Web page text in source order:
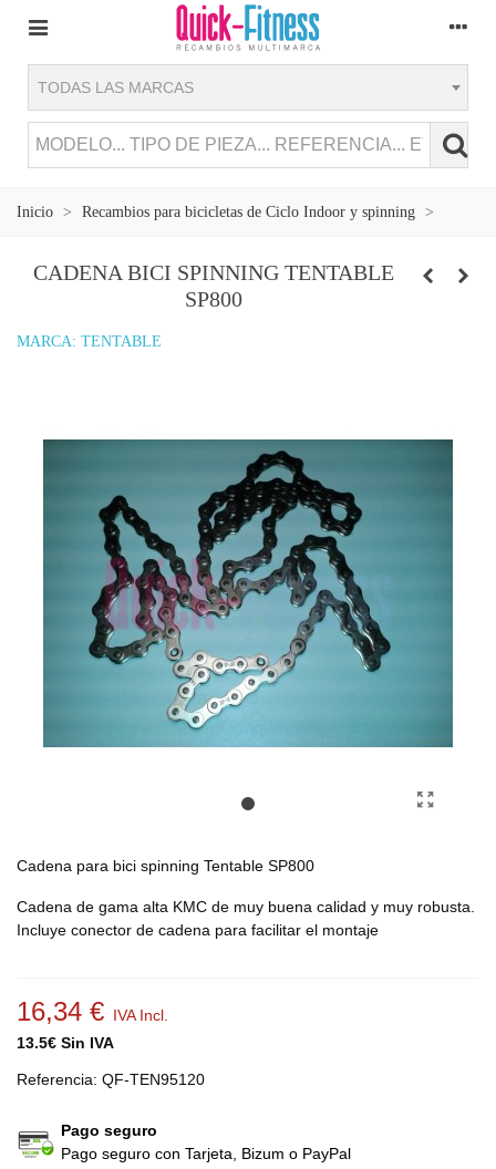
TODAS LAS MARCAS
Inicio > Recambios para bicicletas de Ciclo Indoor y spinning >
CADENA BICI SPINNING TENTABLE
SP800
MARCA: TENTABLE
Cadena para bici spinning Tentable SP800
Cadena de gama alta KMC de muy buena calidad y muy robusta.
Incluye conector de cadena para facilitar el montaje
16,34 € IVA Incl.
13.5€ Sin IVA
Referencia: QF-TEN95120
Pago seguro
Pago seguro con Tarjeta, Bizum o PayPal